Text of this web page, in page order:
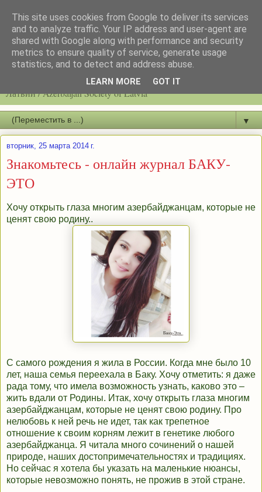
Latvijas azerbaidžāņu biedrību / Общество азербайджанцев
Латвии / Azerbaijan Society of Latvia
▼
вторник, 25 марта 2014 г.
Знакомьтесь - онлайн журнал БАКУ-
ЭТО
Хочу открыть глаза многим азербайджанцам, которые не
ценят свою родину..
С самого рождения я жила в России. Когда мне было 10
лет, наша семья переехала в Баку. Хочу отметить: я даже
рада тому, что имела возможность узнать, каково это –
жить вдали от Родины. Итак, хочу открыть глаза многим
азербайджанцам, которые не ценят свою родину. Про
нелюбовь к ней речь не идет, так как трепетное
отношение к своим корням лежит в генетике любого
азербайджанца. Я читала много сочинений о нашей
природе, наших достопримечательностях и традициях.
Но сейчас я хотела бы указать на маленькие нюансы,
которые невозможно понять, не прожив в этой стране.
This site uses cookies from Google to deliver its services
and to analyze traffic. Your IP address and user-agent are
shared with Google along with performance and security
metrics to ensure quality of service, generate usage
statistics, and to detect and address abuse.
LEARN MORE GOT IT